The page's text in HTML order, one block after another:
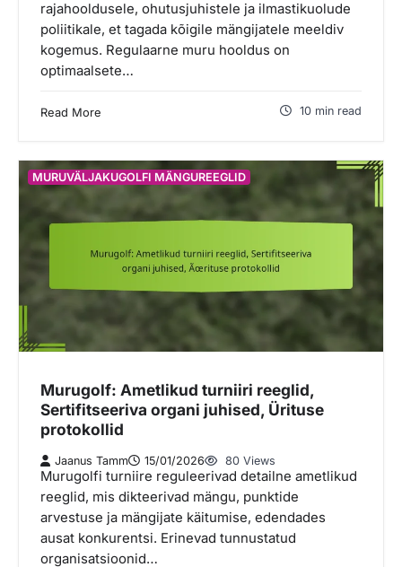
rajahooldusele, ohutusjuhistele ja ilmastikuolude
poliitikale, et tagada kõigile mängijatele meeldiv
kogemus. Regulaarne muru hooldus on
optimaalsete…
Read More 10 min read
MURUVÄLJAKUGOLFI MÄNGUREEGLID
Murugolf: Ametlikud turniiri reeglid,
Sertifitseeriva organi juhised, Ürituse
protokollid
Jaanus Tamm 15/01/2026 80 Views
Murugolfi turniire reguleerivad detailne ametlikud
reeglid, mis dikteerivad mängu, punktide
arvestuse ja mängijate käitumise, edendades
ausat konkurentsi. Erinevad tunnustatud
organisatsioonid…